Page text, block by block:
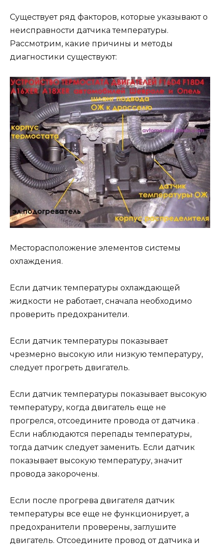
Существует ряд факторов, которые указывают о
неисправности датчика температуры.
Рассмотрим, какие причины и методы
диагностики существуют:
Месторасположение элементов системы
охлаждения.
Если датчик температуры охлаждающей
жидкости не работает, сначала необходимо
проверить предохранители.
Если датчик температуры показывает
чрезмерно высокую или низкую температуру,
следует прогреть двигатель.
Если датчик температуры показывает высокую
температуру, когда двигатель еще не
прогрелся, отсоедините провода от датчика .
Если наблюдаются перепады температуры,
тогда датчик следует заменить. Если датчик
показывает высокую температуру, значит
провода закорочены.
Если после прогрева двигателя датчик
температуры все еще не функционирует, а
предохранители проверены, заглушите
двигатель. Отсоедините провод от датчика и